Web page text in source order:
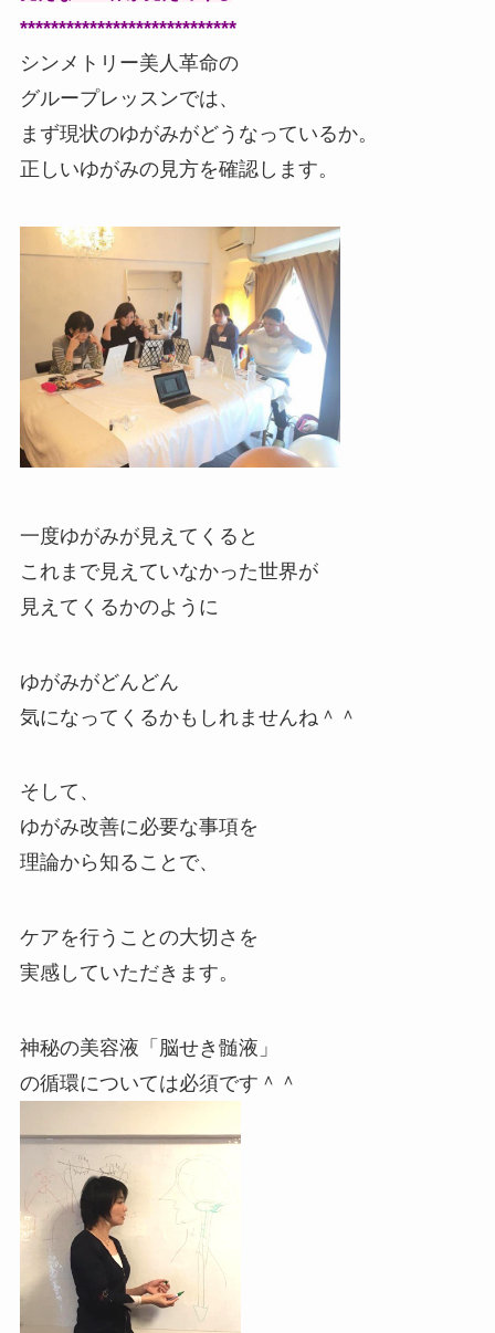
****************************
シンメトリー美人革命の
グループレッスンでは、
まず現状のゆがみがどうなっているか。
正しいゆがみの見方を確認します。
一度ゆがみが見えてくると
これまで見えていなかった世界が
見えてくるかのように
ゆがみがどんどん
気になってくるかもしれませんね＾＾
そして、
ゆがみ改善に必要な事項を
理論から知ることで、
ケアを行うことの大切さを
実感していただきます。
神秘の美容液「脳せき髄液」
の循環については必須です＾＾